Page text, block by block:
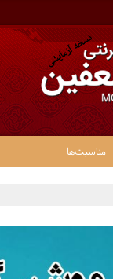
مناسبت‌ها